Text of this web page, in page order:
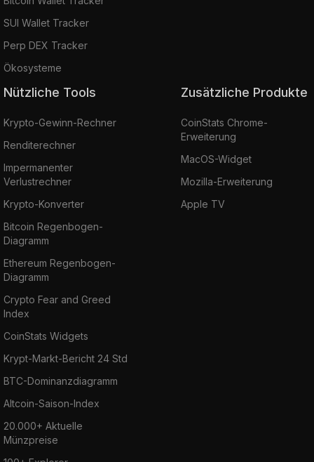
SUI Wallet Tracker
Perp DEX Tracker
Ökosysteme
Nützliche Tools
Krypto-Gewinn-Rechner
Renditerechner
Impermanenter
Verlustrechner
Krypto-Konverter
Bitcoin Regenbogen-
Diagramm
Ethereum Regenbogen-
Diagramm
Crypto Fear and Greed
Index
CoinStats Widgets
Krypt-Markt-Bericht 24 Std
BTC-Dominanzdiagramm
Altcoin-Saison-Index
20.000+ Aktuelle
Münzpreise
Zusätzliche Produkte
CoinStats Chrome-
Erweiterung
MacOS-Widget
Mozilla-Erweiterung
Apple TV